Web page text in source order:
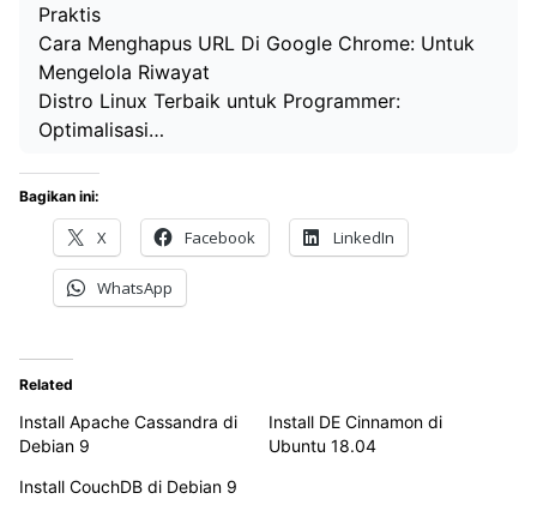
Praktis
Cara Menghapus URL Di Google Chrome: Untuk
Mengelola Riwayat
Distro Linux Terbaik untuk Programmer:
Optimalisasi…
Bagikan ini:
X Facebook LinkedIn
WhatsApp
Related
Install Apache Cassandra di
Debian 9
Install DE Cinnamon di
Ubuntu 18.04
Install CouchDB di Debian 9